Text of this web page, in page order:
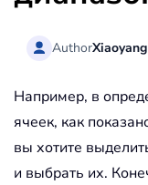
AuthorXiaoyang
Например, в
ячеек, как
вы хотите
и выбрать их.